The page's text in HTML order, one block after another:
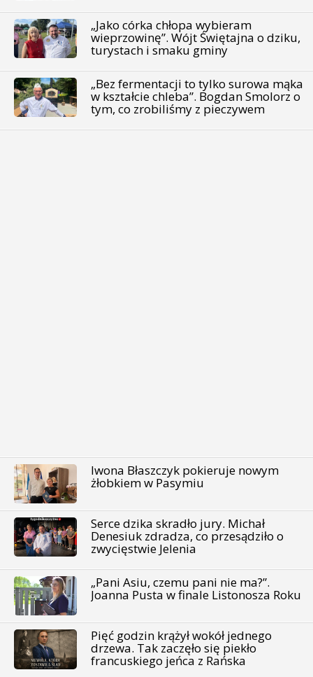
„Jako córka chłopa wybieram
wieprzowinę”. Wójt Świętajna o dziku,
turystach i smaku gminy
„Bez fermentacji to tylko surowa mąka
w kształcie chleba”. Bogdan Smolorz o
tym, co zrobiliśmy z pieczywem
Iwona Błaszczyk pokieruje nowym
żłobkiem w Pasymiu
Serce dzika skradło jury. Michał
Denesiuk zdradza, co przesądziło o
zwycięstwie Jelenia
„Pani Asiu, czemu pani nie ma?”.
Joanna Pusta w finale Listonosza Roku
Pięć godzin krążył wokół jednego
drzewa. Tak zaczęło się piekło
francuskiego jeńca z Rańska